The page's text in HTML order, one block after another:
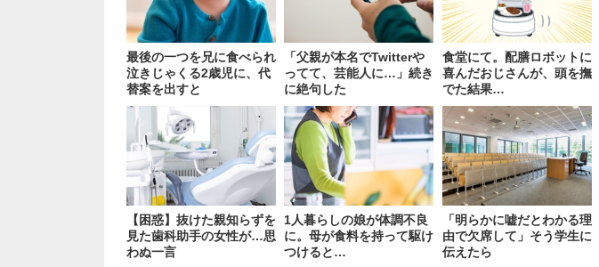
最後の一つを兄に食べられ
泣きじゃくる2歳児に、代
替案を出すと
「父親が本名でTwitterや
ってて、芸能人に…」続き
に絶句した
食堂にて。配膳ロボットに
喜んだおじさんが、頭を撫
でた結果…
【困惑】抜けた親知らずを
見た歯科助手の女性が…思
わぬ一言
1人暮らしの娘が体調不良
に。母が食料を持って駆け
つけると…
「明らかに嘘だとわかる理
由で欠席して」そう学生に
伝えたら